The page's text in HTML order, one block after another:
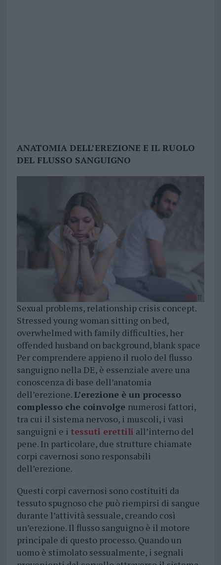
ANATOMIA DELL’EREZIONE E IL RUOLO
DEL FLUSSO SANGUIGNO
Sexual problems, relationship crisis concept.
Stressed young woman sitting on bed,
overwhelmed with family difficulties, her
offended husband on background, blank space
Per comprendere appieno il ruolo del flusso
sanguigno nella DE, è essenziale avere una
conoscenza di base dell’anatomia
dell’erezione.L’erezione è un processo
complesso che coinvolge numerosi fattori,
tra cui il sistema nervoso, i muscoli, i vasi
sanguigni e i tessuti erettili all’interno del
pene. In particolare, due strutture chiamate
corpi cavernosi sono responsabili
dell’erezione.
Questi corpi cavernosi sono costituiti da
tessuto spugnoso che può riempirsi di sangue
durante l’attività sessuale, creando così
un’erezione. Il flusso sanguigno è il motore
principale di questo processo. Quando un
uomo è stimolato sessualmente, i segnali